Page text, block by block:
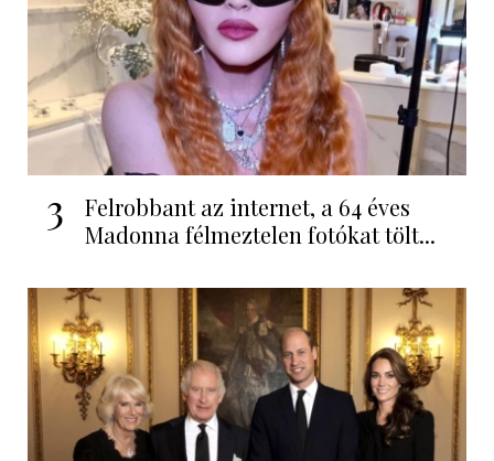
3
Felrobbant az internet, a 64 éves
Madonna félmeztelen fotókat tölt...